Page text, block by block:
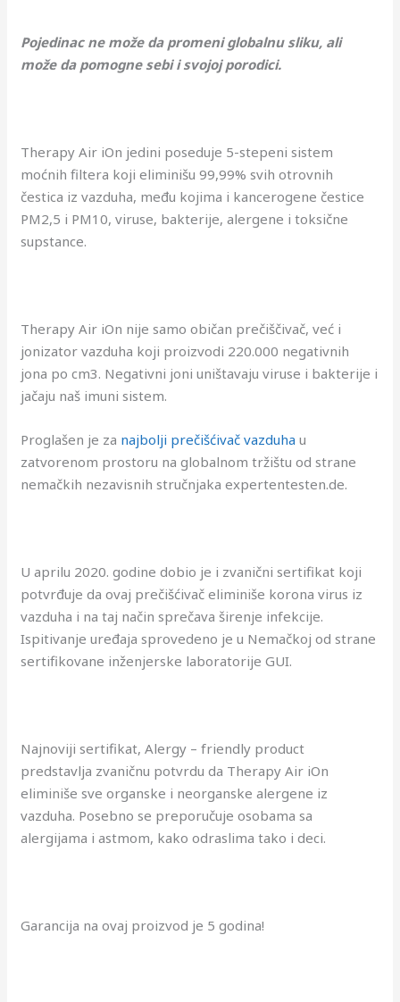
Pojedinac ne može da promeni globalnu sliku, ali
može da pomogne sebi i svojoj porodici.
Therapy Air iOn jedini poseduje 5-stepeni sistem
moćnih filtera koji eliminišu 99,99% svih otrovnih
čestica iz vazduha, među kojima i kancerogene čestice
PM2,5 i PM10, viruse, bakterije, alergene i toksične
supstance.
Therapy Air iOn nije samo običan prečiščivač, već i
jonizator vazduha koji proizvodi 220.000 negativnih
jona po cm3. Negativni joni uništavaju viruse i bakterije i
jačaju naš imuni sistem.
Proglašen je za najbolji prečišćivač vazduha u
zatvorenom prostoru na globalnom tržištu od strane
nemačkih nezavisnih stručnjaka expertentesten.de.
U aprilu 2020. godine dobio je i zvanični sertifikat koji
potvrđuje da ovaj prečišćivač eliminiše korona virus iz
vazduha i na taj način sprečava širenje infekcije.
Ispitivanje uređaja sprovedeno je u Nemačkoj od strane
sertifikovane inženjerske laboratorije GUI.
Najnoviji sertifikat, Alergy – friendly product
predstavlja zvaničnu potvrdu da Therapy Air iOn
eliminiše sve organske i neorganske alergene iz
vazduha. Posebno se preporučuje osobama sa
alergijama i astmom, kako odraslima tako i deci.
Garancija na ovaj proizvod je 5 godina!